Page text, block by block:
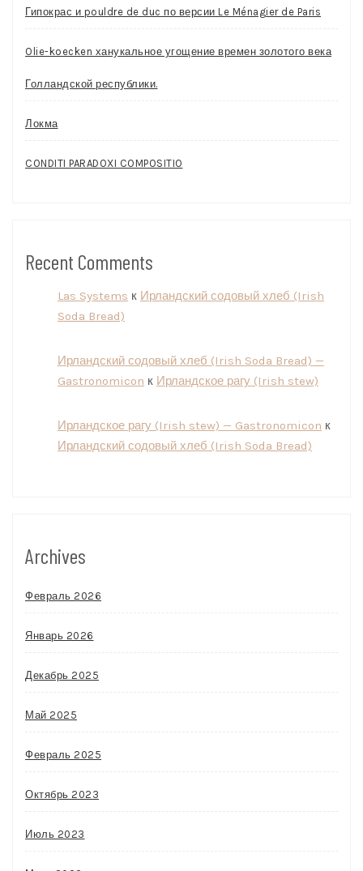
Гипокрас и pouldre de duc по версии Le Ménagier de Paris
Olie-koecken ханукальное угощение времен золотого века
Голландской республики.
Локма
CONDITI PARADOXI COMPOSITIO
Recent Comments
Las Systems к Ирландский содовый хлеб (Irish
Soda Bread)
Ирландский содовый хлеб (Irish Soda Bread) —
Gastronomicon к Ирландское рагу (Irish stew)
Ирландское рагу (Irish stew) — Gastronomicon к
Ирландский содовый хлеб (Irish Soda Bread)
Archives
Февраль 2026
Январь 2026
Декабрь 2025
Май 2025
Февраль 2025
Октябрь 2023
Июль 2023